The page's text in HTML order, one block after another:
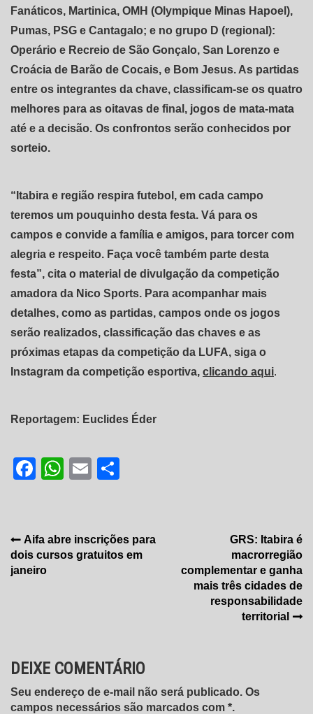
Fanáticos, Martinica, OMH (Olympique Minas Hapoel),
Pumas, PSG e Cantagalo; e no grupo D (regional):
Operário e Recreio de São Gonçalo, San Lorenzo e
Croácia de Barão de Cocais, e Bom Jesus. As partidas
entre os integrantes da chave, classificam-se os quatro
melhores para as oitavas de final, jogos de mata-mata
até e a decisão. Os confrontos serão conhecidos por
sorteio.
“Itabira e região respira futebol, em cada campo
teremos um pouquinho desta festa. Vá para os
campos e convide a família e amigos, para torcer com
alegria e respeito. Faça você também parte desta
festa”, cita o material de divulgação da competição
amadora da Nico Sports. Para acompanhar mais
detalhes, como as partidas, campos onde os jogos
serão realizados, classificação das chaves e as
próximas etapas da competição da LUFA, siga o
Instagram da competição esportiva, clicando aqui.
Reportagem: Euclides Éder
Facebook
WhatsApp
Email
Navegação
de
Aifa abre inscrições para
dois cursos gratuitos em
janeiro
GRS: Itabira é
macrorregião
complementar e ganha
mais três cidades de
responsabilidade
territorial
DEIXE COMENTÁRIO
Seu endereço de e-mail não será publicado. Os
campos necessários são marcados com *.